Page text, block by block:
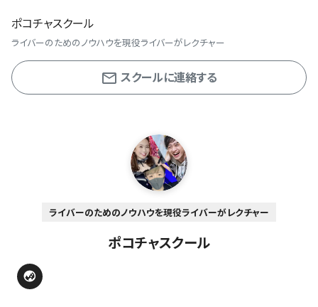
ポコチャスクール
ライバーのためのノウハウを現役ライバーがレクチャー
スクールに連絡する
ライバーのためのノウハウを現役ライバーがレクチャー
ポコチャスクール